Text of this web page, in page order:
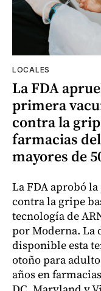
LOCALES
La FDA
primera
contra la
farmacias
mayores de
La FDA aprobó
contra la gripe
tecnología de
por Moderna. La
disponible esta
otoño para
años en